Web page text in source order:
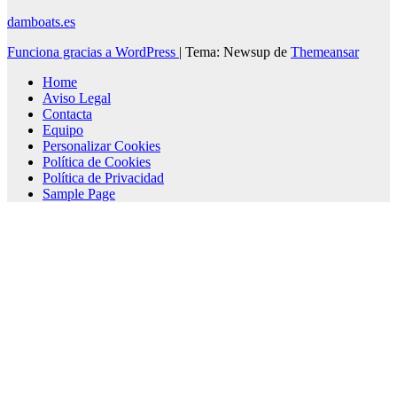
damboats.es
Funciona gracias a WordPress | Tema: Newsup de Themeansar
Home
Aviso Legal
Contacta
Equipo
Personalizar Cookies
Política de Cookies
Política de Privacidad
Sample Page